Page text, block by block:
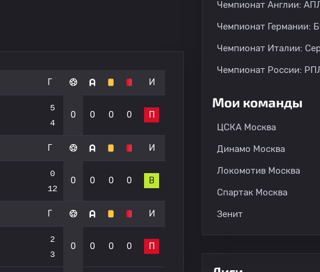
Г И
5
4
0 0 0 0 П
Г И
0
12
0 0 0 0 В
Г И
2
3
0 0 0 0 П
Чемпионат Англии:
Чемпионат Германии:
Чемпионат Италии:
Чемпионат России:
Мои команды
ЦСКА Москва
Динамо Москва
Локомотив Москва
Спартак Москва
Зенит